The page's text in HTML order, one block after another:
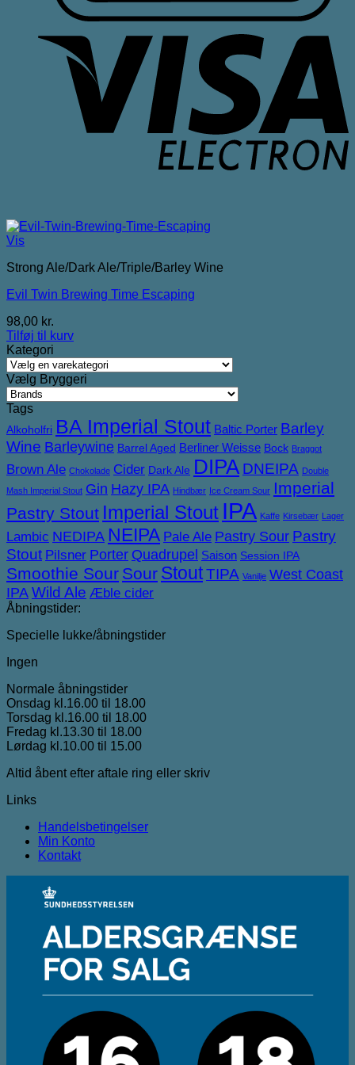
Vis
Strong Ale/Dark Ale/Triple/Barley Wine
Evil Twin Brewing Time Escaping
98,00 kr.
Tilføj til kurv
Kategori
Vælg Bryggeri
Tags
Alkoholfri BA Imperial Stout Baltic Porter Barley
Wine Barleywine Barrel Aged Berliner Weisse Bock Braggot
Brown Ale Chokolade Cider Dark Ale DIPA DNEIPA Double
Mash Imperial Stout Gin Hazy IPA Hindbær Ice Cream Sour Imperial
Pastry Stout Imperial Stout IPA Kaffe Kirsebær Lager
Lambic NEDIPA NEIPA Pale Ale Pastry Sour Pastry
Stout Pilsner Porter Quadrupel Saison Session IPA
Smoothie Sour Sour StoutTIPA Vanilje West Coast
IPAWild Ale Æble cider
Åbningstider:
Specielle lukke/åbningstider
Ingen
Normale åbningstider
Onsdag kl.16.00 til 18.00
Torsdag kl.16.00 til 18.00
Fredag kl.13.30 til 18.00
Lørdag kl.10.00 til 15.00
Altid åbent efter aftale ring eller skriv
Links
Handelsbetingelser
Min Konto
Kontakt